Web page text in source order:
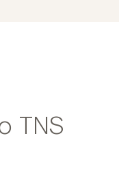
TNS